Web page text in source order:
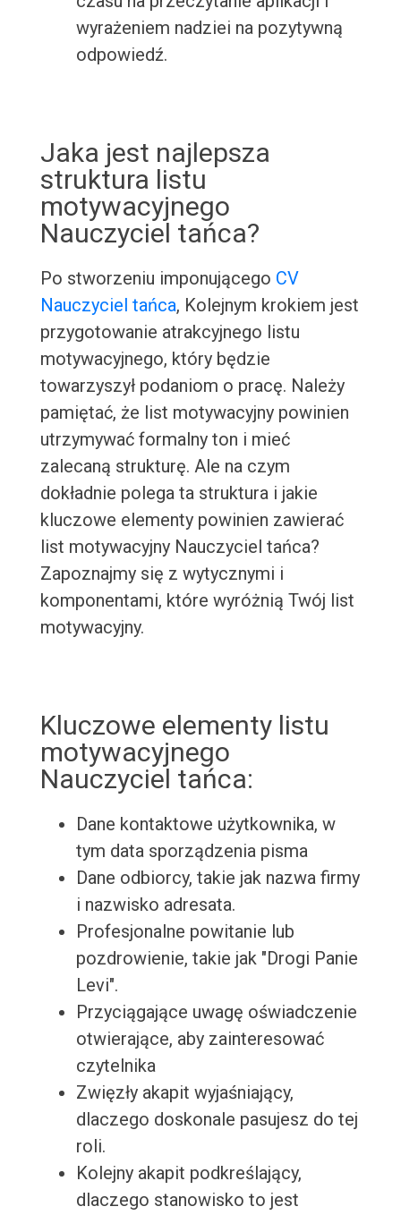
wyrażeniem nadziei na pozytywną
odpowiedź.
Jaka jest najlepsza
struktura listu
motywacyjnego
Nauczyciel tańca?
Po stworzeniu imponującego CV
Nauczyciel tańca, Kolejnym krokiem jest
przygotowanie atrakcyjnego listu
motywacyjnego, który będzie
towarzyszył podaniom o pracę. Należy
pamiętać, że list motywacyjny powinien
utrzymywać formalny ton i mieć
zalecaną strukturę. Ale na czym
dokładnie polega ta struktura i jakie
kluczowe elementy powinien zawierać
list motywacyjny Nauczyciel tańca?
Zapoznajmy się z wytycznymi i
komponentami, które wyróżnią Twój list
motywacyjny.
Kluczowe elementy listu
motywacyjnego
Nauczyciel tańca:
Dane kontaktowe użytkownika, w
tym data sporządzenia pisma
Dane odbiorcy, takie jak nazwa firmy
i nazwisko adresata.
Profesjonalne powitanie lub
pozdrowienie, takie jak "Drogi Panie
Levi".
Przyciągające uwagę oświadczenie
otwierające, aby zainteresować
czytelnika
Zwięzły akapit wyjaśniający,
dlaczego doskonale pasujesz do tej
roli.
Kolejny akapit podkreślający,
dlaczego stanowisko to jest